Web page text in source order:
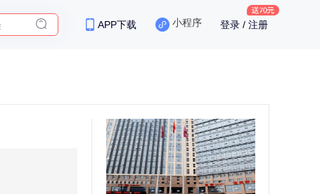
APP下载 小程序 登录 / 注册